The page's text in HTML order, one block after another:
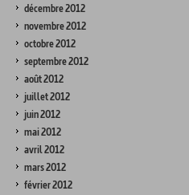
décembre 2012
novembre 2012
octobre 2012
septembre 2012
août 2012
juillet 2012
juin 2012
mai 2012
avril 2012
mars 2012
février 2012